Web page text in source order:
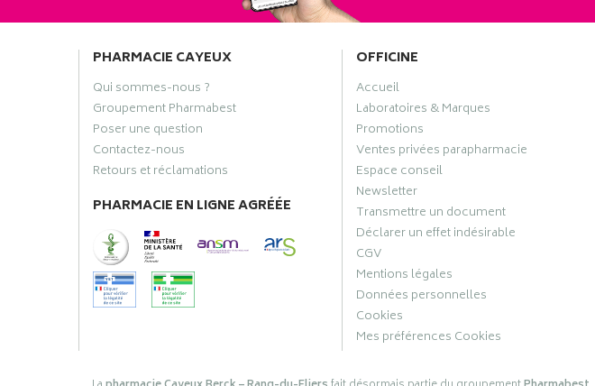
PHARMACIE CAYEUX
Qui sommes-nous ?
Groupement Pharmabest
Poser une question
Contactez-nous
Retours et réclamations
PHARMACIE EN LIGNE AGRÉÉE
OFFICINE
Accueil
Laboratoires & Marques
Promotions
Ventes privées parapharmacie
Espace conseil
Newsletter
Transmettre un document
Déclarer un effet indésirable
CGV
Mentions légales
Données personnelles
Cookies
Mes préférences Cookies